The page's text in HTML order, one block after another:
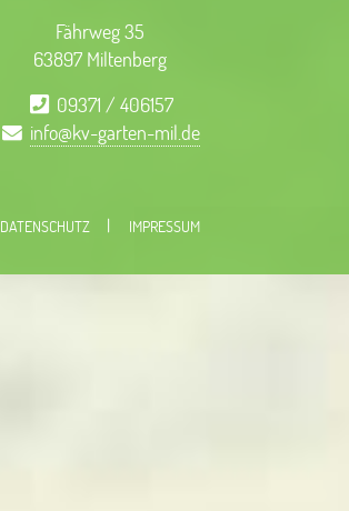
Fährweg 35
63897 Miltenberg
09371 / 406157
info@kv-garten-mil.de
DATENSCHUTZ IMPRESSUM